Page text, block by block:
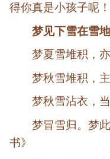
得你真是小孩子呢！
梦见下雪在雪
梦夏雪堆积，
梦秋雪堆积，
梦秋雪沾衣，
梦冒雪归。梦
书》